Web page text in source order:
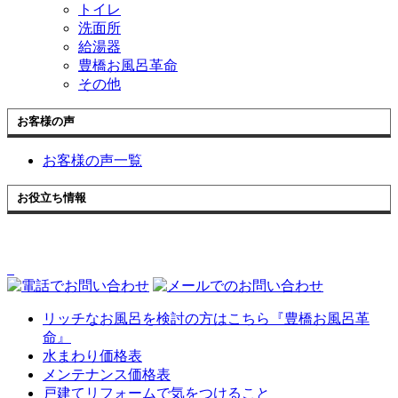
トイレ
洗面所
給湯器
豊橋お風呂革命
その他
お客様の声
お客様の声一覧
お役立ち情報
リッチなお風呂を検討の方はこちら『豊橋お風呂革
命』
水まわり価格表
メンテナンス価格表
戸建てリフォームで気をつけること